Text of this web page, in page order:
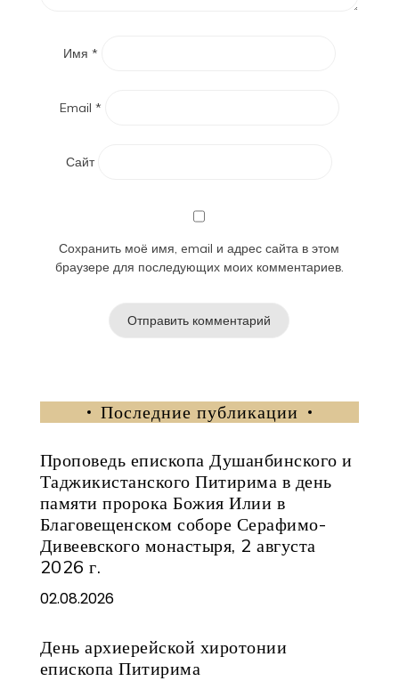
Имя *
Email *
Сайт
Сохранить моё имя, email и адрес сайта в этом
браузере для последующих моих комментариев.
Последние публикации
Проповедь епископа Душанбинского и
Таджикистанского Питирима в день
памяти пророка Божия Илии в
Благовещенском соборе Серафимо-
Дивеевского монастыря, 2 августа
2026 г.
02.08.2026
День архиерейской хиротонии
епископа Питирима